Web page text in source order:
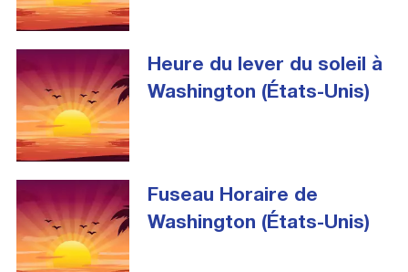
Heure du lever du soleil à
Washington (États-Unis)
Fuseau Horaire de
Washington (États-Unis)